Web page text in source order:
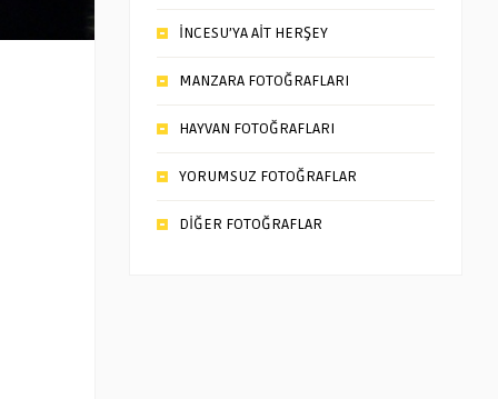
İNCESU’YA AİT HERŞEY
MANZARA FOTOĞRAFLARI
HAYVAN FOTOĞRAFLARI
YORUMSUZ FOTOĞRAFLAR
DİĞER FOTOĞRAFLAR